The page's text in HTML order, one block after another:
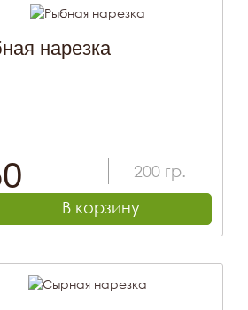
нарезка
200 гр.
В корзину